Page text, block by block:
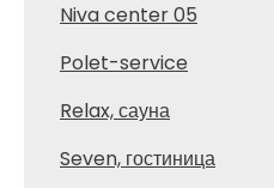
Niva center 05
Polet-service
Relax, сауна
Seven, гостиница